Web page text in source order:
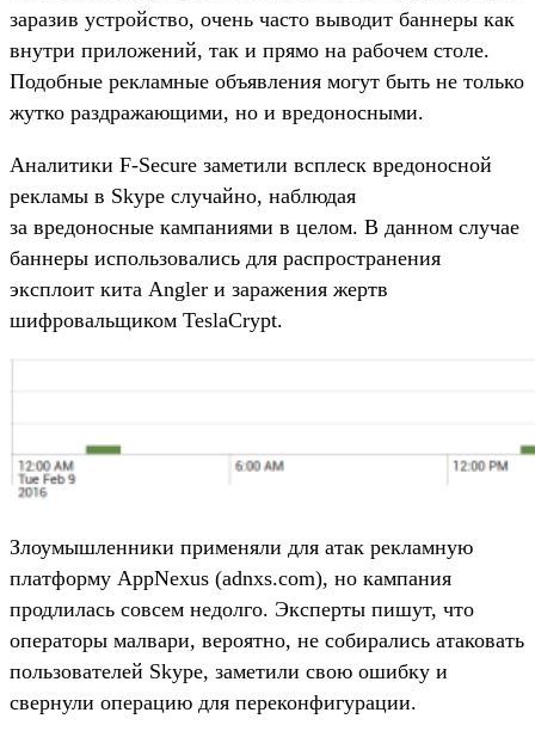
заразив устройство, очень часто выводит баннеры как
внутри приложений, так и прямо на рабочем столе.
Подобные рекламные объявления могут быть не только
жутко раздражающими, но и вредоносными.
Аналитики F-Secure заметили всплеск вредоносной
рекламы в Skype случайно, наблюдая
за вредоносные кампаниями в целом. В данном случае
баннеры использовались для распространения
эксплоит кита Angler и заражения жертв
шифровальщиком TeslaCrypt.
Злоумышленники применяли для атак рекламную
платформу AppNexus (adnxs.com), но кампания
продлилась совсем недолго. Эксперты пишут, что
операторы малвари, вероятно, не собирались атаковать
пользователей Skype, заметили свою ошибку и
свернули операцию для переконфигурации.